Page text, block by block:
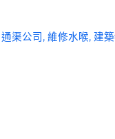
渠公司, 維修水喉, 建